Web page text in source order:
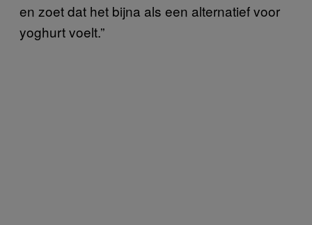
en zoet dat het bijna als een alternatief voor
yoghurt voelt.”